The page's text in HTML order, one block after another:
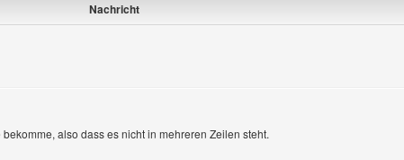
Nachricht
also dass es nicht in mehreren Zeilen steht.